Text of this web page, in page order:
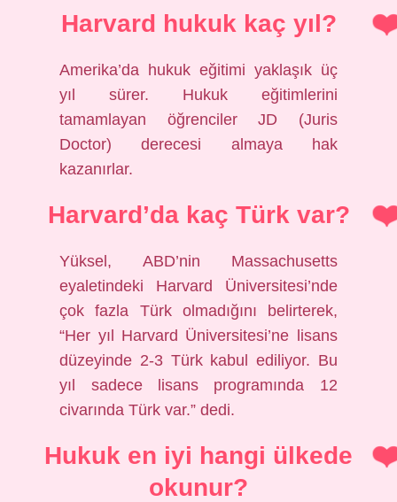
Harvard hukuk kaç yıl?
Amerika’da hukuk eğitimi yaklaşık üç
yıl sürer. Hukuk eğitimlerini
tamamlayan öğrenciler JD (Juris
Doctor) derecesi almaya hak
kazanırlar.
Harvard’da kaç Türk var?
Yüksel, ABD’nin Massachusetts
eyaletindeki Harvard Üniversitesi’nde
çok fazla Türk olmadığını belirterek,
“Her yıl Harvard Üniversitesi’ne lisans
düzeyinde 2-3 Türk kabul ediliyor. Bu
yıl sadece lisans programında 12
civarında Türk var.” dedi.
Hukuk en iyi hangi ülkede
okunur?